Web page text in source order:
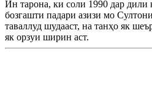
Ин тарона, ки соли 1990 дар дили
бозгашти падари азизи мо
таваллуд шудааст, на танҳо як
як орзуи ширин аст.